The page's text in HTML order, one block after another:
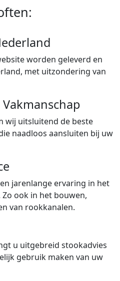
worden geleverd en
met uitzondering van
wij uitsluitend de beste
naadloos aansluiten bij uw
jarenlange ervaring in het
ook in het bouwen,
van rookkanalen.
u uitgebreid stookadvies
gebruik maken van uw